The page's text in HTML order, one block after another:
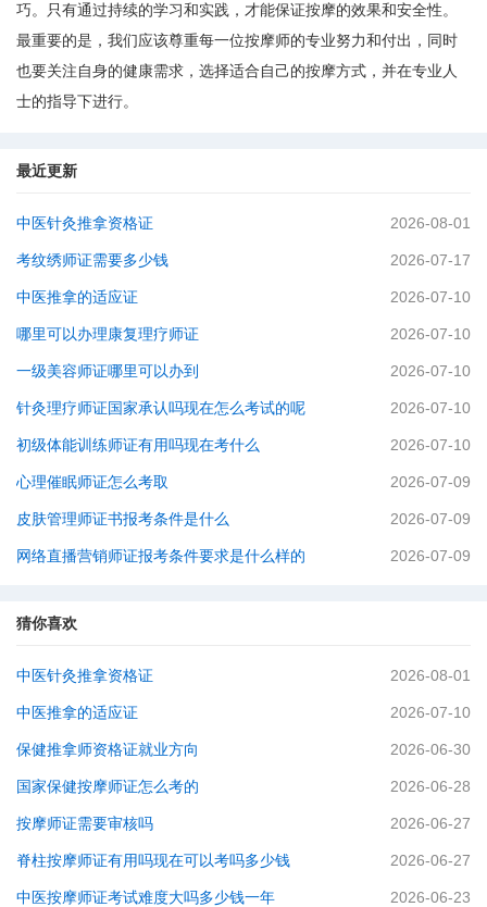
巧。只有通过持续的学习和实践，才能保证按摩的效果和安全性。
最重要的是，我们应该尊重每一位按摩师的专业努力和付出，同时
也要关注自身的健康需求，选择适合自己的按摩方式，并在专业人
士的指导下进行。
最近更新
中医针灸推拿资格证 2026-08-01
考纹绣师证需要多少钱 2026-07-17
中医推拿的适应证 2026-07-10
哪里可以办理康复理疗师证 2026-07-10
一级美容师证哪里可以办到 2026-07-10
针灸理疗师证国家承认吗现在怎么考试的呢 2026-07-10
初级体能训练师证有用吗现在考什么 2026-07-10
心理催眠师证怎么考取 2026-07-09
皮肤管理师证书报考条件是什么 2026-07-09
网络直播营销师证报考条件要求是什么样的 2026-07-09
猜你喜欢
中医针灸推拿资格证 2026-08-01
中医推拿的适应证 2026-07-10
保健推拿师资格证就业方向 2026-06-30
国家保健按摩师证怎么考的 2026-06-28
按摩师证需要审核吗 2026-06-27
脊柱按摩师证有用吗现在可以考吗多少钱 2026-06-27
中医按摩师证考试难度大吗多少钱一年 2026-06-23